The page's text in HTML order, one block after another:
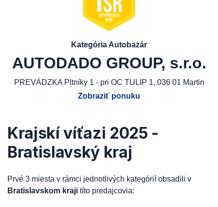
Kategória Autobazár
AUTODADO GROUP, s.r.o.
PREVÁDZKA Pltníky 1 - pri OC TULIP 1, 036 01 Martin
Zobraziť ponuku
Krajskí víťazi 2025 -
Bratislavský kraj
Prvé 3 miesta v rámci jednotlivých kategórií obsadili v
Bratislavskom kraji títo predajcovia: